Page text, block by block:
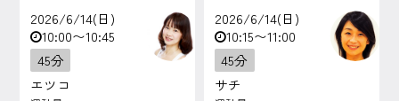
2026/6/14(日)
10:00〜10:45
45分
エツコ
2026/6/14(日)
10:15〜11:00
45分
サチ